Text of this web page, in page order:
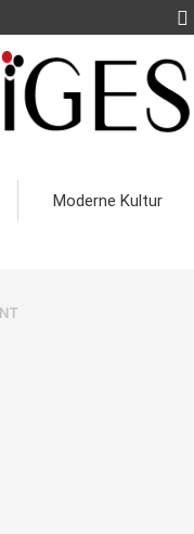
Moderne Kultur